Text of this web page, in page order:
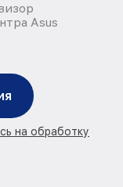
Asus
на обработку